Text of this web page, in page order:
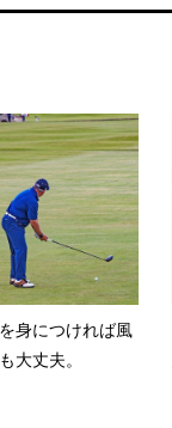
身につければ風
大丈夫。